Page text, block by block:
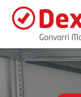
main